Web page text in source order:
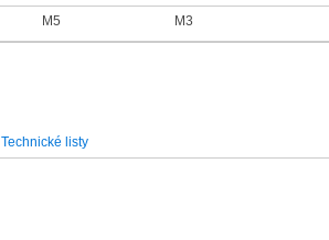
M5 M3
Technické listy